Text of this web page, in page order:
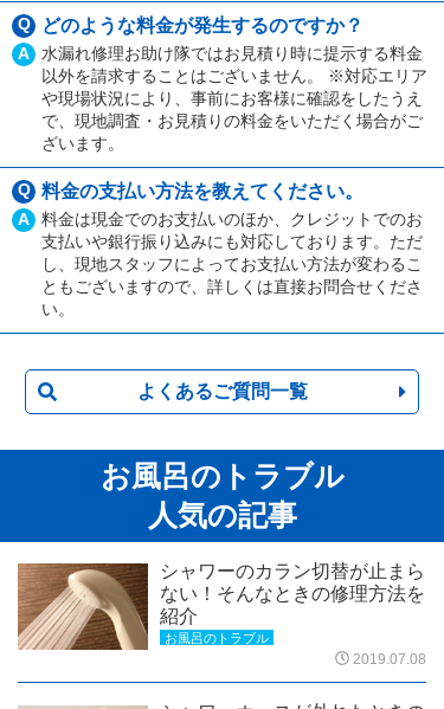
Q どのような料金が発生するのですか？
A
水漏れ修理お助け隊ではお見積り時に提示する料金
以外を請求することはございません。 ※対応エリア
や現場状況により、事前にお客様に確認をしたうえ
で、現地調査・お見積りの料金をいただく場合がご
ざいます。
Q 料金の支払い方法を教えてください。
A
料金は現金でのお支払いのほか、クレジットでのお
支払いや銀行振り込みにも対応しております。ただ
し、現地スタッフによってお支払い方法が変わるこ
ともございますので、詳しくは直接お問合せくださ
い。
よくあるご質問一覧
お風呂のトラブル
人気の記事
シャワーのカラン切替が止まら
ない！そんなときの修理方法を
紹介
お風呂のトラブル
2019.07.08